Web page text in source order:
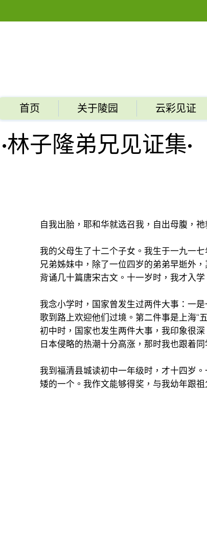
首页 关于陵园 云彩见证
​·林子隆弟兄见证集·
自我出胎，耶和华就选召我，自出母腹，
我的父母生了十二个子女。我生于一九一
兄弟姊妹中，除了一位四岁的弟弟早逝外
背诵几十篇唐宋古文。十一岁时，我才入
我念小学时，国家曾发生过两件大事：一
歌到路上欢迎他们过境。第二件事是上海“
初中时，国家也发生两件大事，我印象很
日本侵略的热潮十分高涨，那时我也跟着
我到福清县城读初中一年级时，才十四岁
矮的一个。我作文能够得奖，与我幼年跟